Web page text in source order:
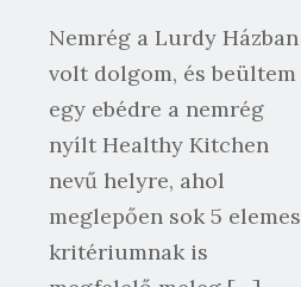
Nemrég a Lurdy Házban
volt dolgom, és beültem
egy ebédre a nemrég
nyílt Healthy Kitchen
nevű helyre, ahol
meglepően sok 5 elemes
kritériumnak is